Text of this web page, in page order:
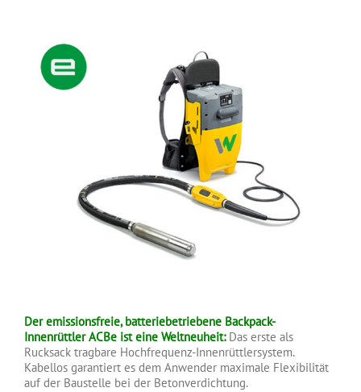
Der emissionsfreie, batteriebetriebene Backpack-
InnenrüttlerACBe ist eine Weltneuheit:Das erste als
Rucksack tragbare Hochfrequenz-Innenrüttlersystem.
Kabellos garantiert es dem Anwender maximale Flexibilität
auf der Baustelle bei der Betonverdichtung.